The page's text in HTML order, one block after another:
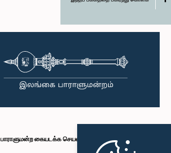
பாராளுமன்ற கையடக்க செயலி